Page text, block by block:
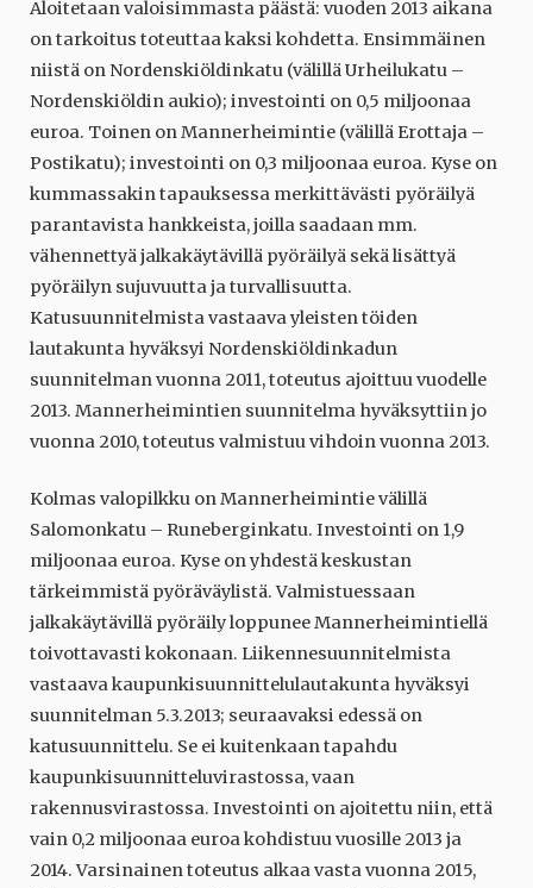
Aloitetaan valoisimmasta päästä: vuoden 2013 aikana
on tarkoitus toteuttaa kaksi kohdetta. Ensimmäinen
niistä on Nordenskiöldinkatu (välillä Urheilukatu –
Nordenskiöldin aukio); investointi on 0,5 miljoonaa
euroa. Toinen on Mannerheimintie (välillä Erottaja –
Postikatu); investointi on 0,3 miljoonaa euroa. Kyse on
kummassakin tapauksessa merkittävästi pyöräilyä
parantavista hankkeista, joilla saadaan mm.
vähennettyä jalkakäytävillä pyöräilyä sekä lisättyä
pyöräilyn sujuvuutta ja turvallisuutta.
Katusuunnitelmista vastaava yleisten töiden
lautakunta hyväksyi Nordenskiöldinkadun
suunnitelman vuonna 2011, toteutus ajoittuu vuodelle
2013. Mannerheimintien suunnitelma hyväksyttiin jo
vuonna 2010, toteutus valmistuu vihdoin vuonna 2013.
Kolmas valopilkku on Mannerheimintie välillä
Salomonkatu – Runeberginkatu. Investointi on 1,9
miljoonaa euroa. Kyse on yhdestä keskustan
tärkeimmistä pyöräväylistä. Valmistuessaan
jalkakäytävillä pyöräily loppunee Mannerheimintiellä
toivottavasti kokonaan. Liikennesuunnitelmista
vastaava kaupunkisuunnittelulautakunta hyväksyi
suunnitelman 5.3.2013; seuraavaksi edessä on
katusuunnittelu. Se ei kuitenkaan tapahdu
kaupunkisuunnitteluvirastossa, vaan
rakennusvirastossa. Investointi on ajoitettu niin, että
vain 0,2 miljoonaa euroa kohdistuu vuosille 2013 ja
2014. Varsinainen toteutus alkaa vasta vuonna 2015,